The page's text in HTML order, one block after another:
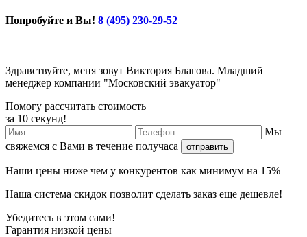
Попробуйте и Вы! 8 (495) 230-29-52
Здравствуйте, меня зовут Виктория Благова. Младший
менеджер компании "Московский эвакуатор"
Помогу рассчитать стоимость
за 10 секунд!
Мы
свяжемся с Вами в течение получаса
отправить
Наши цены ниже чем у конкурентов как минимум на 15%
Наша система скидок позволит сделать заказ еще дешевле!
Убедитесь в этом сами!
Гарантия низкой цены